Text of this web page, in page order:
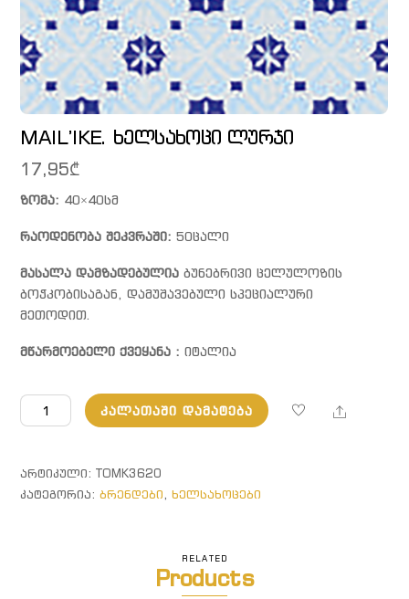
MAIL’IKE. ხელსახოცი ლურჯი
17,95₾
ზომა: 40×40სმ
რაოდენობა შეკვრაში: 50ცალი
მასალა დამზადებულია ბუნებრივი ცელულოზის
ბოჭკობისაგან, დამუშავებული სპეციალური
მეთოდით.
მწარმოებელი ქვეყანა : იტალია
რაოდენობა:
MAIL'IKE.
ლურჯი
ᲙᲐᲚᲐᲗᲐᲨᲘ ᲓᲐᲛᲐᲢᲔᲑᲐ Share
ᲐᲠᲢᲘᲙᲣᲚᲘ:TOMK3620
ᲙᲐᲢᲔᲒᲝᲠᲘᲐ:ბრენდები,ხელსახოცები
RELATED
Products